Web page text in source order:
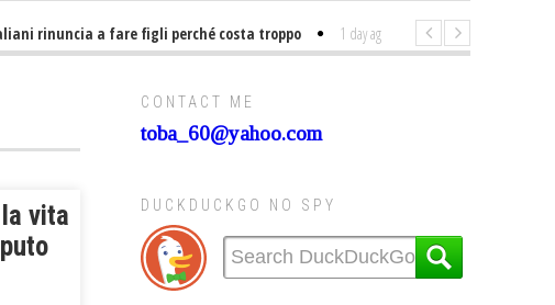
a fare figli perché costa troppo 1 day ago - Non mi interesso di politica
vita
CONTACT ME
toba_60@yahoo.com
DUCKDUCKGO NO SPY